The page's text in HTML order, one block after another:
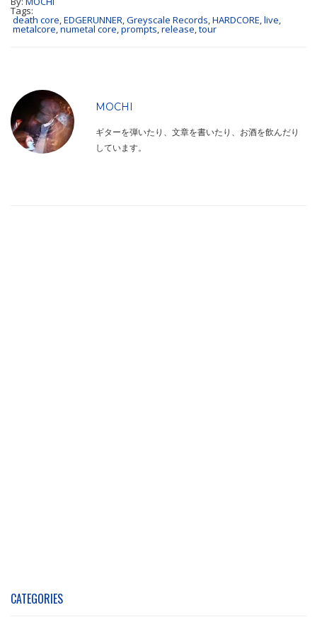
Tags:
death core,EDGERUNNER,Greyscale Records,HARDCORE,live,
metalcore,numetal core,prompts,release,tour
MOCHI
ギターを弾いたり、文章を書いたり、お酒を飲んだり
しています。
CATEGORIES